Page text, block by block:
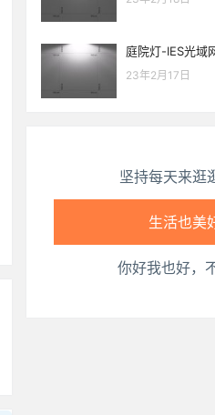
庭院灯-IES光域
23年2月17日
坚持每天来逛
走路也有
工作也轻
你好我也好，